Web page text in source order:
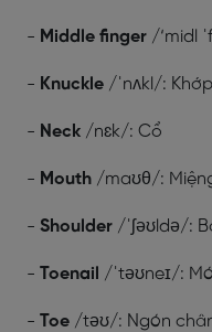
- Middle finger /‘midl
- Knuckle /ˈnʌkl/:
- Neck /nɛk/: Cổ
- Mouth /maʊθ/:
- Shoulder /ˈʃəʊldə/:
- Toenail /ˈtəʊneɪ/:
- Toe /təʊ/: Ngón